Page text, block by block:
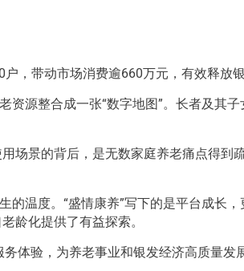
，带动市场消费逾660万元，有效释放银
源整合成一张“数字地图”。长者及其子
场景的背后，是无数家庭养老痛点得到
温度。“盛情康养”写下的是平台成长
龄化提供了有益探索。
体验，为养老事业和银发经济高质量发